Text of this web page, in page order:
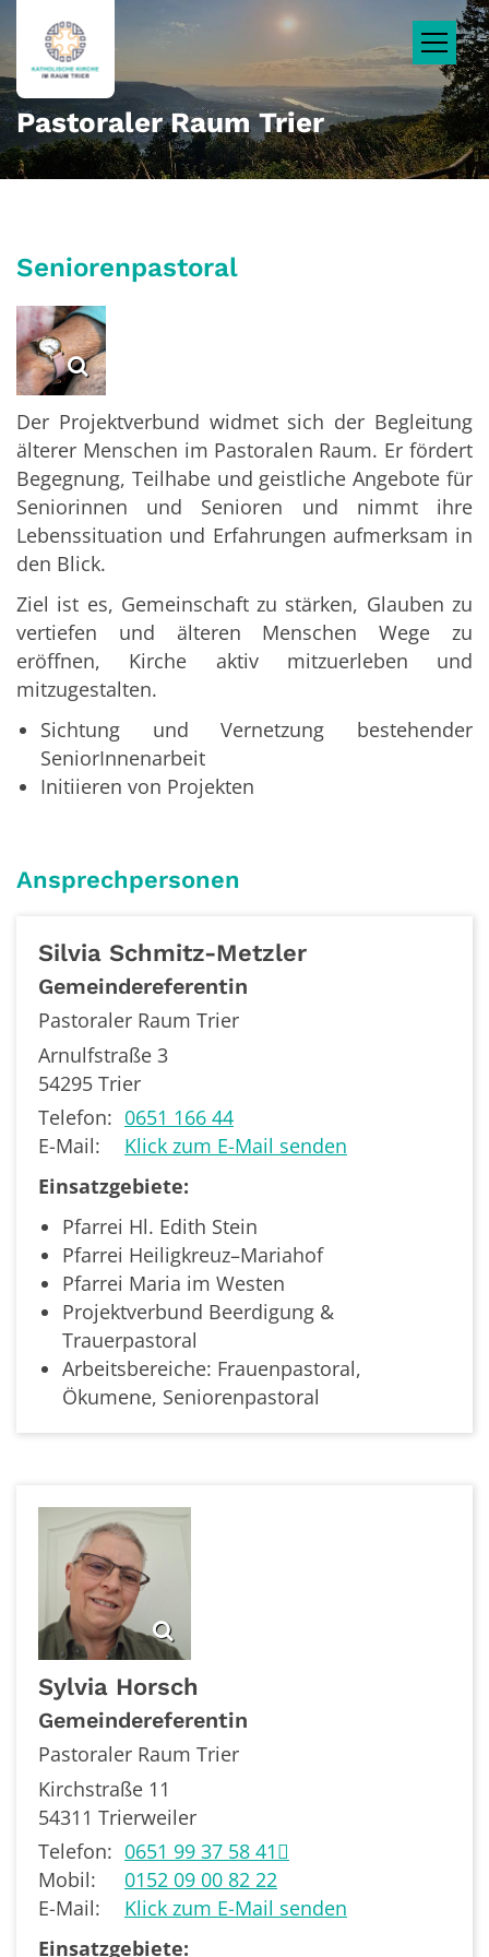
Pastoraler Raum Trier
Seniorenpastoral
Der Projektverbund widmet sich der Begleitung
älterer Menschen im Pastoralen Raum. Er fördert
Begegnung, Teilhabe und geistliche Angebote für
Seniorinnen und Senioren und nimmt ihre
Lebenssituation und Erfahrungen aufmerksam in
den Blick.
Ziel ist es, Gemeinschaft zu stärken, Glauben zu
vertiefen und älteren Menschen Wege zu
eröffnen, Kirche aktiv mitzuerleben und
mitzugestalten.
Sichtung und Vernetzung bestehender
SeniorInnenarbeit
Initiieren von Projekten
Ansprechpersonen
Silvia Schmitz-Metzler
Gemeindereferentin
Pastoraler Raum Trier
Arnulfstraße 3
54295 Trier
Telefon: 0651 166 44
E-Mail:
Klick zum E-Mail senden
Einsatzgebiete:
Pfarrei Hl. Edith Stein
Pfarrei Heiligkreuz–Mariahof
Pfarrei Maria im Westen
Projektverbund Beerdigung &
Trauerpastoral
Arbeitsbereiche: Frauenpastoral,
Ökumene, Seniorenpastoral
Sylvia Horsch
Gemeindereferentin
Pastoraler Raum Trier
Kirchstraße 11
54311 Trierweiler
Telefon: 0651 99 37 58 41
Mobil:
0152 09 00 82 22
E-Mail:
Klick zum E-Mail senden
Einsatzgebiete: